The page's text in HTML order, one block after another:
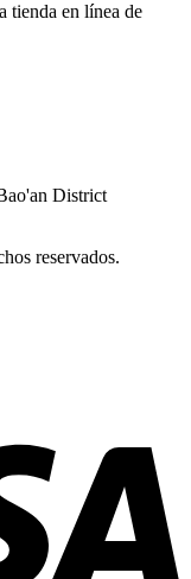
tienda en línea de
District
reservados.